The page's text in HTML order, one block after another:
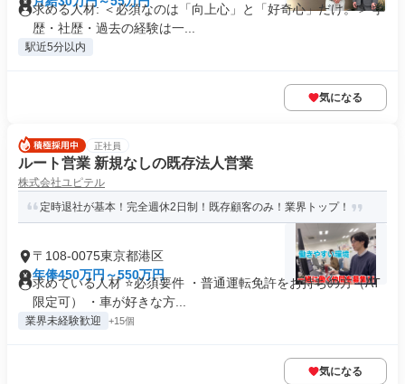
求める人材: ＜必須なのは「向上心」と「好奇心」だけ。＞ 学
歴・社歴・過去の経験は一...
駅近5分以内
気になる
正社員
ルート営業 新規なしの既存法人営業
株式会社ユピテル
定時退社が基本！完全週休2日制！既存顧客のみ！業界トップ！
〒108-0075東京都港区
年俸450万円～550万円
求めている人材 ⭐️必須要件 ・普通運転免許をお持ちの方（AT
限定可） ・車が好きな方...
業界未経験歓迎 +15個
気になる